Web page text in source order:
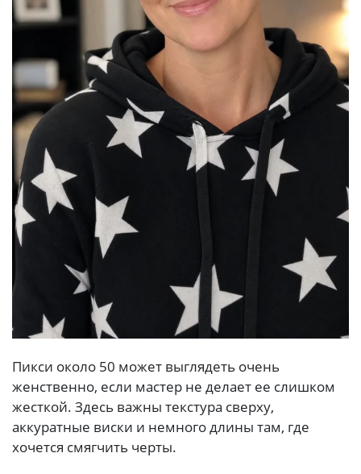
Пикси около 50 может выглядеть очень
женственно, если мастер не делает ее слишком
жесткой. Здесь важны текстура сверху,
аккуратные виски и немного длины там, где
хочется смягчить черты.